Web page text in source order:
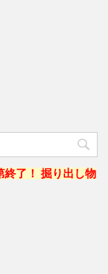
終了！ 掘り出し物